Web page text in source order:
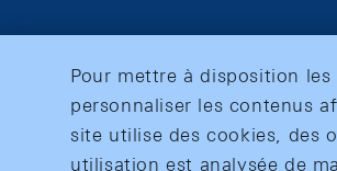
Pour mettre à disposition
personnaliser les contenus
site utilise des cookies, des
utilisation est analysée de